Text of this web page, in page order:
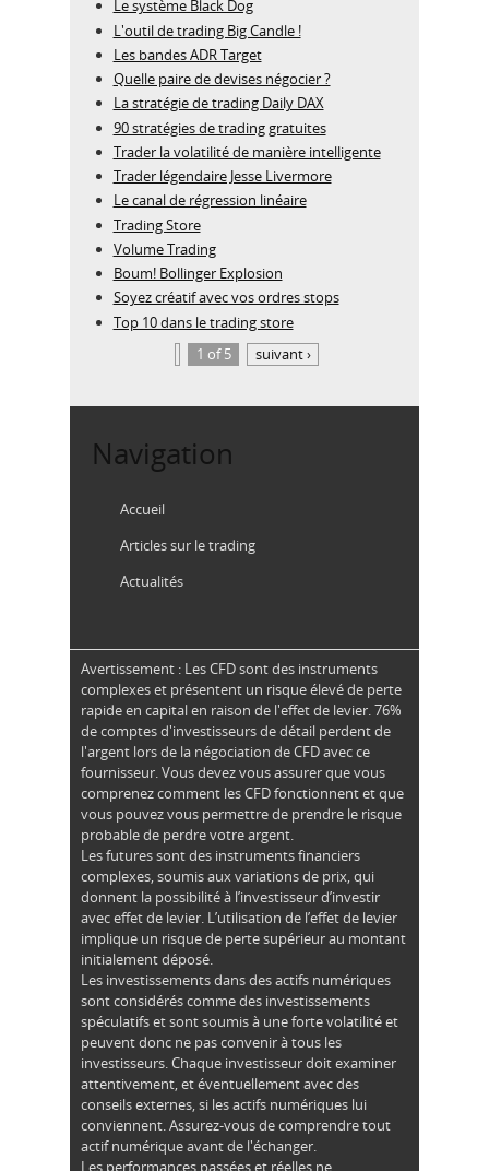
Le système Black Dog
L'outil de trading Big Candle !
Les bandes ADR Target
Quelle paire de devises négocier ?
La stratégie de trading Daily DAX
90 stratégies de trading gratuites
Trader la volatilité de manière intelligente
Trader légendaire Jesse Livermore
Le canal de régression linéaire
Trading Store
Volume Trading
Boum! Bollinger Explosion
Soyez créatif avec vos ordres stops
Top 10 dans le trading store
1 of 5
suivant ›
Navigation
Accueil
Articles sur le trading
Actualités
Avertissement : Les CFD sont des instruments
complexes et présentent un risque élevé de perte
rapide en capital en raison de l'effet de levier. 76%
de comptes d'investisseurs de détail perdent de
l'argent lors de la négociation de CFD avec ce
fournisseur. Vous devez vous assurer que vous
comprenez comment les CFD fonctionnent et que
vous pouvez vous permettre de prendre le risque
probable de perdre votre argent.
Les futures sont des instruments financiers
complexes, soumis aux variations de prix, qui
donnent la possibilité à l’investisseur d’investir
avec effet de levier. L’utilisation de l’effet de levier
implique un risque de perte supérieur au montant
initialement déposé.
Les investissements dans des actifs numériques
sont considérés comme des investissements
spéculatifs et sont soumis à une forte volatilité et
peuvent donc ne pas convenir à tous les
investisseurs. Chaque investisseur doit examiner
attentivement, et éventuellement avec des
conseils externes, si les actifs numériques lui
conviennent. Assurez-vous de comprendre tout
actif numérique avant de l'échanger.
Les performances passées et réelles ne